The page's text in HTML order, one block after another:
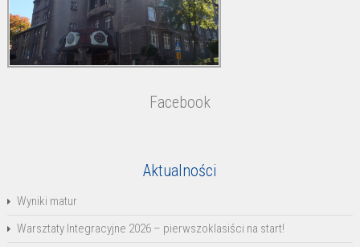
Facebook
Aktualności
Wyniki matur
Warsztaty Integracyjne 2026 – pierwszoklasiści na start!